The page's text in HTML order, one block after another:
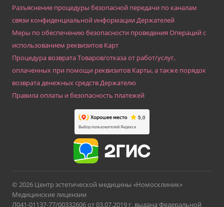
Разъяснение процедуры безопасной передачи по каналам
связи конфиденциальной информации Держателей
Меры по обеспечению безопасности проведения Операций с
использованием реквизитов Карт
Процедура возврата Товаров/отказа от работ/услуг,
оплаченных при помощи реквизитов Карты, а также порядок
возврата денежных средств Держателю
Правила оплаты и безопасность платежей
© 2026 Центр эстетической медицины «Номосклиник»
Медицинские лицензии
Л041-01137-77/00332606 от 03.07.2019 г. выдана Федеральной